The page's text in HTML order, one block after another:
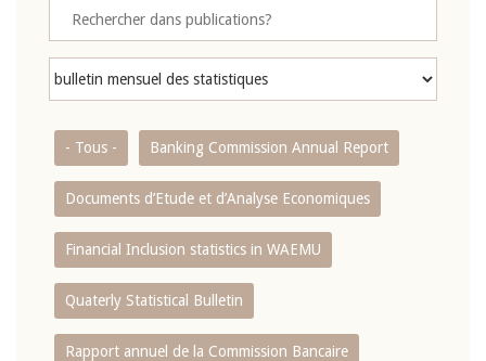
- Tous - Banking Commission Annual Report
Documents d’Etude et d’Analyse Economiques
Financial Inclusion statistics in WAEMU
Quaterly Statistical Bulletin
Rapport annuel de la Commission Bancaire